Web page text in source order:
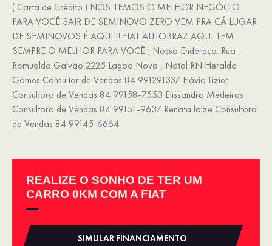
( Carta de Crédito ) NÓS TEMOS O MELHOR NEGÓCIO
PARA VOCÊ SAIR DE SEMINOVO ZERO VEM PRA CÁ LUGAR
DE SEMINOVOS É AQUI !! FIAT AUTOBRAZ AQUI TEM
SEMPRE O MELHOR PARA VOCÊ ! Nosso Endereço: Rua .
Romualdo Galvão,2225 Lagoa Nova , Natal RN Heraldo
Gomes Consultor de Vendas 84 991291337 Flávia Lizier
Consultora de Vendas 84 99158-7553 Elissandra Medeiros
Consultora de Vendas 84 99151-9637 Renata laize Consultora
de Vendas 84 99145-6664
REALIZE O SONHO DE TER UM
CARRO 0KM COM A FIAT
SIMULAR FINANCIAMENTO